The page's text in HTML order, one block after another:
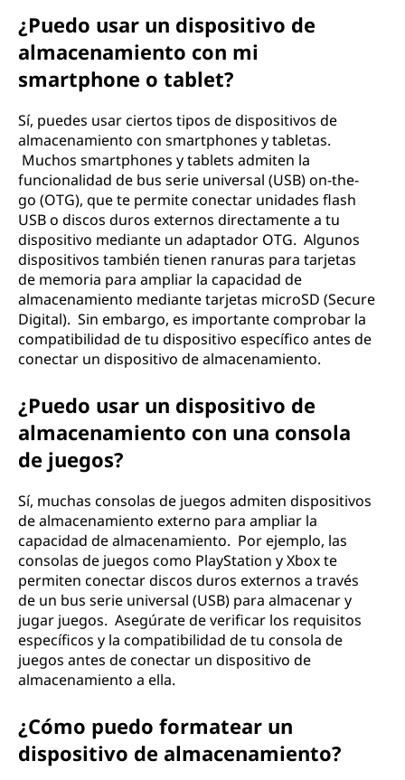
¿Puedo usar un dispositivo de
almacenamiento con mi
smartphone o tablet?
Sí, puedes usar ciertos tipos de dispositivos de
almacenamiento con smartphones y tabletas.
Muchos smartphones y tablets admiten la
funcionalidad de bus serie universal (USB) on-the-
go (OTG), que te permite conectar unidades flash
USB o discos duros externos directamente a tu
dispositivo mediante un adaptador OTG. Algunos
dispositivos también tienen ranuras para tarjetas
de memoria para ampliar la capacidad de
almacenamiento mediante tarjetas microSD (Secure
Digital). Sin embargo, es importante comprobar la
compatibilidad de tu dispositivo específico antes de
conectar un dispositivo de almacenamiento.
¿Puedo usar un dispositivo de
almacenamiento con una consola
de juegos?
Sí, muchas consolas de juegos admiten dispositivos
de almacenamiento externo para ampliar la
capacidad de almacenamiento. Por ejemplo, las
consolas de juegos como PlayStation y Xbox te
permiten conectar discos duros externos a través
de un bus serie universal (USB) para almacenar y
jugar juegos. Asegúrate de verificar los requisitos
específicos y la compatibilidad de tu consola de
juegos antes de conectar un dispositivo de
almacenamiento a ella.
¿Cómo puedo formatear un
dispositivo de almacenamiento?